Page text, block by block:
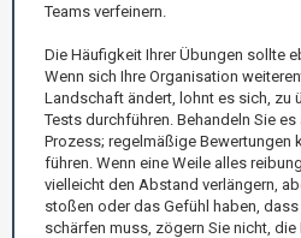
Teams verfeinern.
Die Häufigkeit Ihrer Übungen sollte
Wenn sich Ihre Organisation
Landschaft ändert, lohnt es sich, zu
Tests durchführen. Behandeln Sie
Prozess; regelmäßige Bewertungen
führen. Wenn eine Weile alles
vielleicht den Abstand verlängern,
stoßen oder das Gefühl haben,
schärfen muss, zögern Sie nicht, die